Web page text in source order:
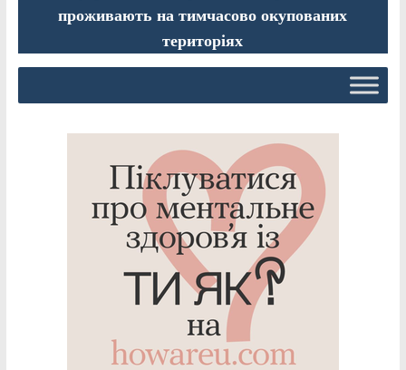
проживають на тимчасово окупованих
територіях